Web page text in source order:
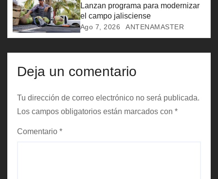
t
r
a
d
a
s
Lanzan programa para modernizar
el campo jalisciense
Ago 7, 2026 ANTENAMASTER
Deja un comentario
Tu dirección de correo electrónico no será publicada.
Los campos obligatorios están marcados con *
Comentario *